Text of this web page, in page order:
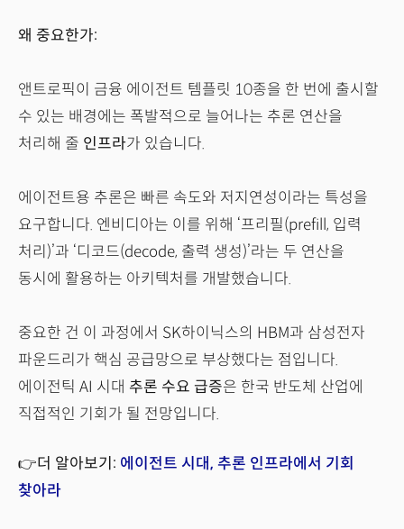
왜 중요한가:
앤트로픽이 금융 에이전트 템플릿 10종을 한 번에 출시할
수 있는 배경에는 폭발적으로 늘어나는 추론 연산을
처리해 줄 인프라가 있습니다.
에이전트용 추론은 빠른 속도와 저지연성이라는 특성을
요구합니다. 엔비디아는 이를 위해 ‘프리필(prefill, 입력
처리)’과 ‘디코드(decode, 출력 생성)’라는 두 연산을
동시에 활용하는 아키텍처를 개발했습니다.
중요한 건 이 과정에서 SK하이닉스의 HBM과 삼성전자
파운드리가 핵심 공급망으로 부상했다는 점입니다.
에이전틱 AI 시대 추론 수요 급증은 한국 반도체 산업에
직접적인 기회가 될 전망입니다.
👉더 알아보기: 에이전트 시대, 추론 인프라에서 기회
찾아라